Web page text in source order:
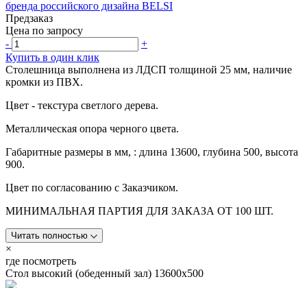
Предзаказ
Цена по запросу
-
+
Купить в один клик
Столешница выполнена из ЛДСП толщиной 25 мм, наличие
кромки из ПВХ.
Цвет - текстура светлого дерева.
Металлическая опора черного цвета.
Габаритные размеры в мм, : длина 13600, глубина 500, высота
900.
Цвет по согласованию с Заказчиком.
МИНИМАЛЬНАЯ ПАРТИЯ ДЛЯ ЗАКАЗА ОТ 100 ШТ.
Читать полностью
×
где посмотреть
Стол высокий (обеденный зал) 13600х500